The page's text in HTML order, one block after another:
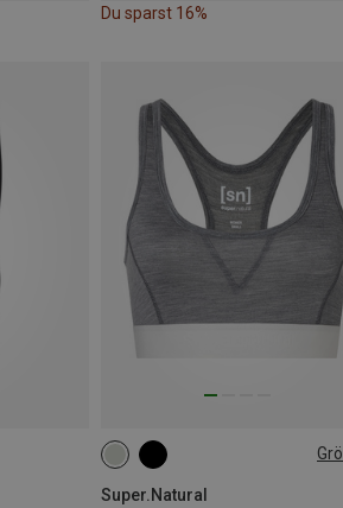
Du sparst 16%
Super.Natural
S M